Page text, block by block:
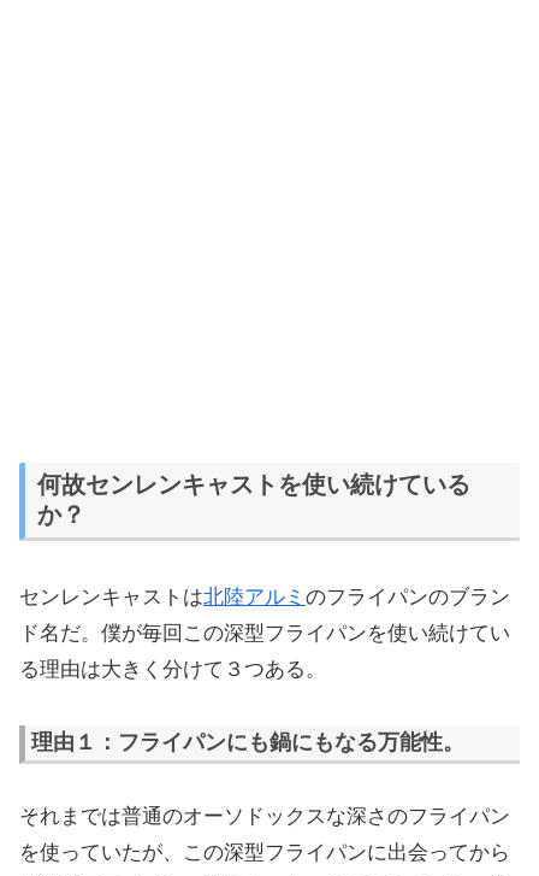
何故センレンキャストを使い続けている
か？
センレンキャストは北陸アルミ のフライパンのブラン
ド名だ。僕が毎回この深型フライパンを使い続けてい
る理由は大きく分けて３つある。
理由１：フライパンにも鍋にもなる万能性。
それまでは普通のオーソドックスな深さのフライパン
を使っていたが、この深型フライパンに出会ってから